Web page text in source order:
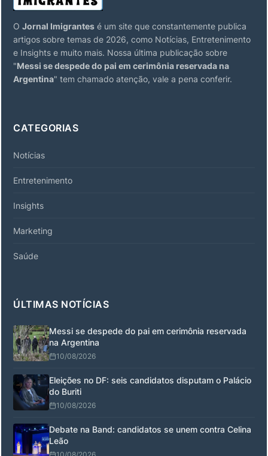
O Jornal Imigrantes é um site que constantemente publica
artigos sobre temas de 2026, como Notícias, Entretenimento
e Insights e muito mais. Nossa última publicação sobre
"Messi se despede do pai em cerimônia reservada na
Argentina" tem chamado atenção, vale a pena conferir.
CATEGORIAS
Notícias
Entretenimento
Insights
Marketing
Saúde
ÚLTIMAS NOTÍCIAS
Messi se despede do pai em cerimônia reservada
na Argentina
10/08/2026
Eleições no DF: seis candidatos disputam o Palácio
do Buriti
10/08/2026
Debate na Band: candidatos se unem contra Celina
Leão